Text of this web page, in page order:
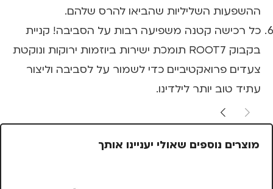
ההשפעות השליליות שהביאו להרס שלהם.
כל רכישה קטנה משפיעה רבות על הסביבה! קניית
בקבוק ROOT7 תומכת ישירות ביוזמות ירוקות ונוקטת
צעדים פרואקטיביים כדי לשמור על לסביבה וליצור
עתיד טוב יותר לילדינו.
מוצרים נוספים שאולי יעניינו אותך